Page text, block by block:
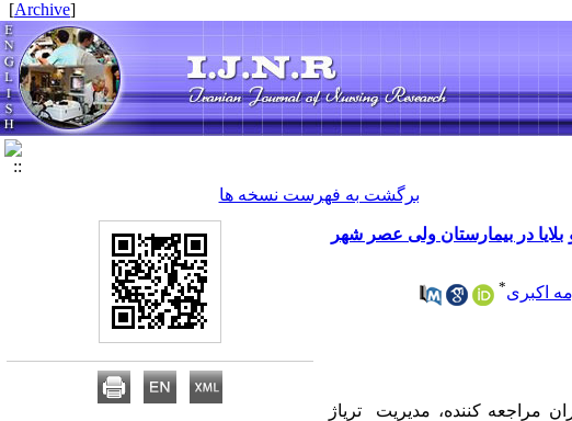
[
Archive
]
برگشت به فهرست نسخه ها
در بیمارستان ولی عصر شهر
اکبری*
مراجعه کننده، مدیریت تریاژ